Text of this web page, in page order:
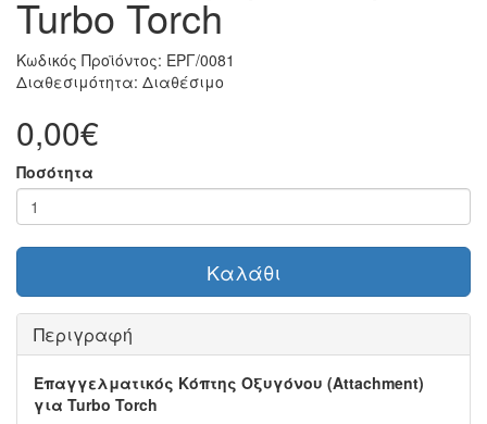
Turbo Torch
Κωδικός Προϊόντος: ΕΡΓ/0081
Διαθεσιμότητα: Διαθέσιμο
0,00€
Ποσότητα
Καλάθι
Περιγραφή
Επαγγελματικός Κόπτης Οξυγόνου (Attachment)
για Turbo Torch